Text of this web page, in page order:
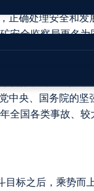
正确处理安全和
安全监察局更名
推进安全生产领
责的安全生产责
项行动初见成效
中央、国务院的
全国各类事故、
标之后，乘势